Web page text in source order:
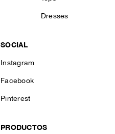
Dresses
SOCIAL
Instagram
Facebook
Pinterest
PRODUCTOS